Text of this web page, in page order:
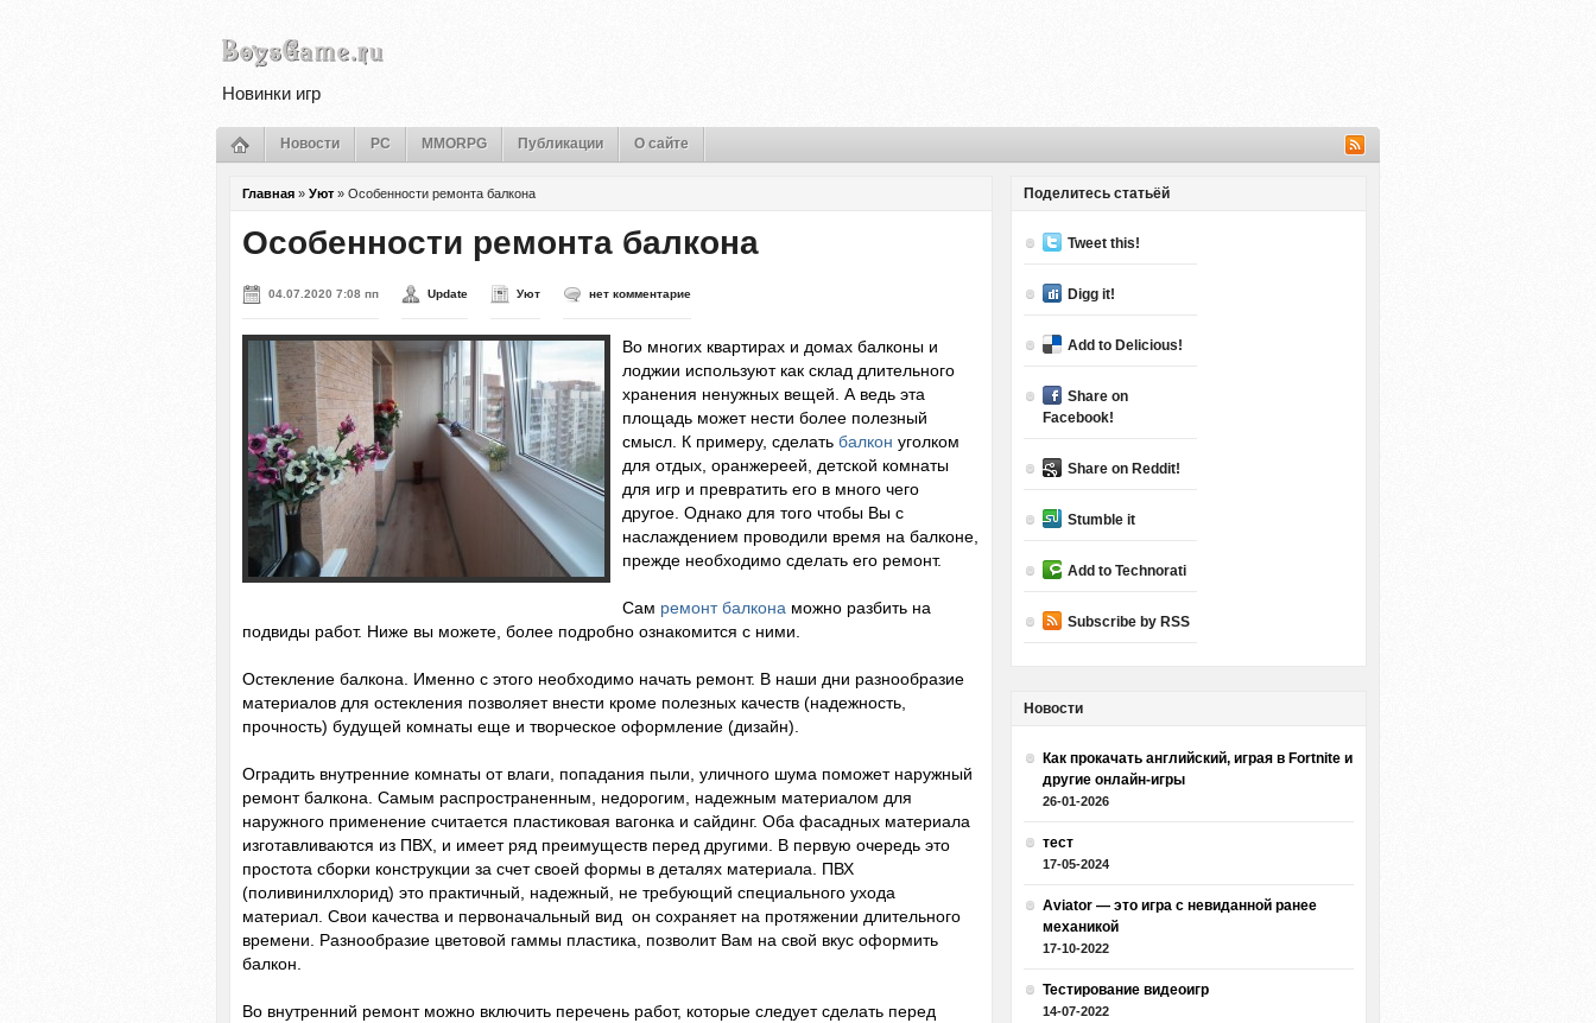
Новинки игр
Новости PC MMORPG Публикации О сайте
Главная » Уют » Особенности ремонта балкона
Особенности ремонта балкона
04.07.2020 7:08 пп Update Уют нет комментарие
Во многих квартирах и домах балконы и
лоджии используют как склад длительного
хранения ненужных вещей. А ведь эта
площадь может нести более полезный
смысл. К примеру, сделать балкон уголком
для отдых, оранжереей, детской комнаты
для игр и превратить его в много чего
другое. Однако для того чтобы Вы с
наслаждением проводили время на балконе,
прежде необходимо сделать его ремонт.
Сам ремонт балкона можно разбить на
подвиды работ. Ниже вы можете, более подробно ознакомится с ними.
Остекление балкона. Именно с этого необходимо начать ремонт. В наши дни разнообразие
материалов для остекления позволяет внести кроме полезных качеств (надежность,
прочность) будущей комнаты еще и творческое оформление (дизайн).
Оградить внутренние комнаты от влаги, попадания пыли, уличного шума поможет наружный
ремонт балкона. Самым распространенным, недорогим, надежным материалом для
наружного применение считается пластиковая вагонка и сайдинг. Оба фасадных материала
изготавливаются из ПВХ, и имеет ряд преимуществ перед другими. В первую очередь это
простота сборки конструкции за счет своей формы в деталях материала. ПВХ
(поливинилхлорид) это практичный, надежный, не требующий специального ухода
материал. Свои качества и первоначальный вид он сохраняет на протяжении длительного
времени. Разнообразие цветовой гаммы пластика, позволит Вам на свой вкус оформить
балкон.
Во внутренний ремонт можно включить перечень работ, которые следует сделать перед
Поделитесь статьёй
Tweet this!
Digg it!
Add to Delicious!
Share on
Facebook!
Share on Reddit!
Stumble it
Add to Technorati
Subscribe by RSS
Новости
Как прокачать английский, играя в Fortnite и
другие онлайн-игры
26-01-2026
тест
17-05-2024
Aviator — это игра с невиданной ранее
механикой
17-10-2022
Тестирование видеоигр
14-07-2022